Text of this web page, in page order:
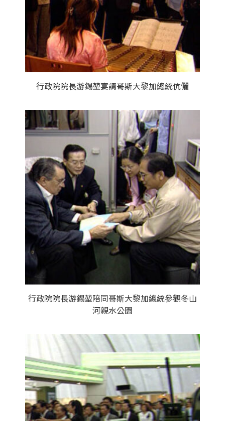
行政院院長游錫堃宴請哥斯大黎加總統伉儷
行政院院長游錫堃陪同哥斯大黎加總統參觀冬山
河親水公園